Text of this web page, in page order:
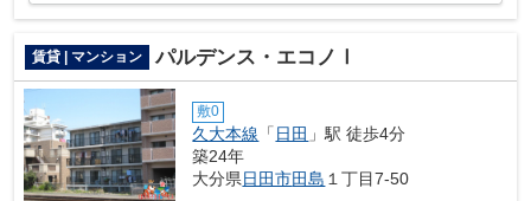
賃貸 | マンション パルデンス・エコノⅠ
敷0
久大本線 「日田 」駅 徒歩4分
築24年
大分県日田市田島 １丁目7-50